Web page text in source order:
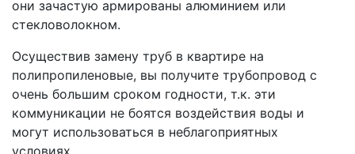
они зачастую армированы алюминием или
стекловолокном.
Осуществив замену труб в квартире на
полипропиленовые, вы получите трубопровод с
очень большим сроком годности, т.к. эти
коммуникации не боятся воздействия воды и
могут использоваться в неблагоприятных